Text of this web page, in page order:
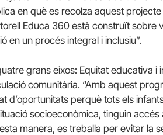
en què es recolza aquest
Educa 360 està construït sobre
en un procés integral i inclusiu”.
grans eixos: Equitat educativa i
comunitària. “Amb aquest
d’oportunitats perquè tots els
socioeconòmica, tinguin
manera, es treballa per evitar la